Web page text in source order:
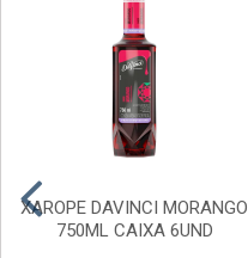
XAROPE DAVINCI MORANGO
750ML CAIXA 6UND